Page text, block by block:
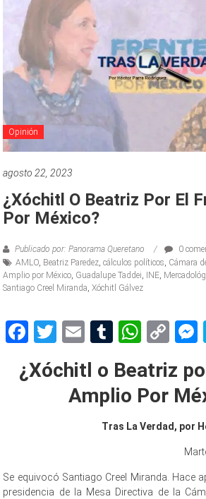
Opinión
agosto 22, 2023
¿Xóchitl O Beatriz Por El
Por México?
Publicado por: Panorama Queretano
0
AMLO Beatriz Paredez ,cálculos políticos Cámara
Amplio por México Guadalupe Taddei INE
Santiago Creel Miranda ,Xóchitl Gálvez
Facebook
Twitter
EmailTumblr
¿Xóchitl o Beatriz
Amplio Por
Tras La Verdad, por
Se equivocó Santiago Creel Miranda. Hace
presidencia de la Mesa Directiva de la